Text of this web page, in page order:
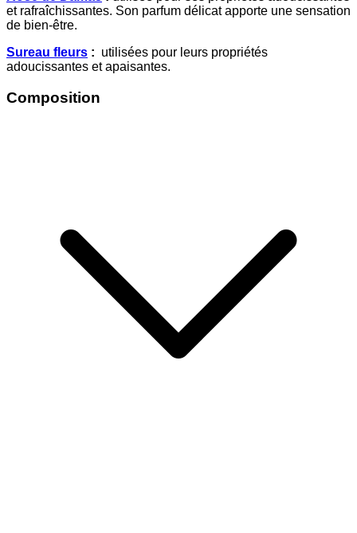
et rafraîchissantes. Son parfum délicat apporte une sensation
de bien-être.
Sureau fleurs : utilisées pour leurs propriétés
adoucissantes et apaisantes.
Composition